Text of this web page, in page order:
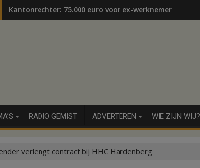
Kantonrechter: 75.000 euro voor ex-werknemers
RADIO GEMIST ADVERTEREN WIE ZIJN WIJ?
verlengt contract bij HHC Hardenberg